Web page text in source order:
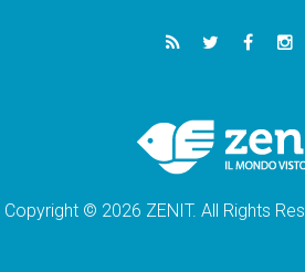
Copyright © 2026 ZENIT. All Rights